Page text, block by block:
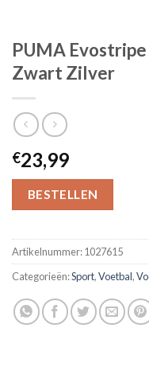
PUMA
Zwart Zilver
€23,99
BESTELLEN
Artikelnummer:1027615
Categorieën:Sport,Voetbal,